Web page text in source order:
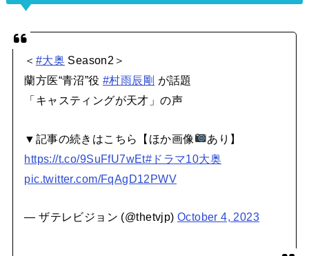
＜ #大奥 Season2＞
蘭方医“青沼”役#村雨辰剛 が話題
「キャスティングが天才」の声
▼記事の続きはこちら【ほか画像
あり】
https://t.co/9SuFfU7wEt#ドラマ10大奥
pic.twitter.com/FqAgD12PWV
— ザテレビジョン (@thetvjp) October 4, 2023